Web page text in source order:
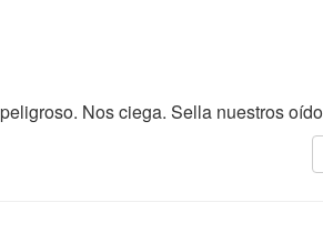
Nos ciega. Sella nuestros